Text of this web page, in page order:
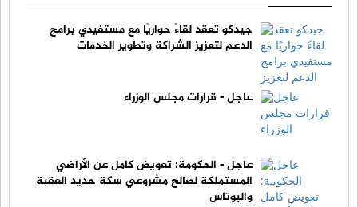
جيدكو تعقد لقاءً حواريًا مع مستفيدي برامج
الدعم لتعزيز الشراكة وتطوير الخدمات
عاجل - قرارات مجلس الوزراء
عاجل - الحكومة: تعويض كامل عن الأراضي
المستملكة لصالح مشروعي سكة حديد العقبة
والبوتاس